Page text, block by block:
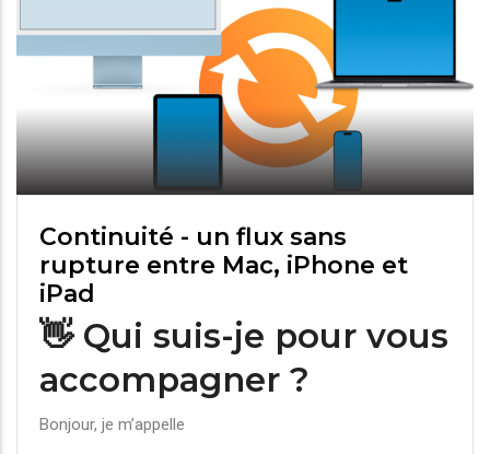
Continuité - un flux sans
rupture entre Mac, iPhone et
iPad
👋 Qui suis-je pour vous
accompagner ?
Bonjour, je m’appelle